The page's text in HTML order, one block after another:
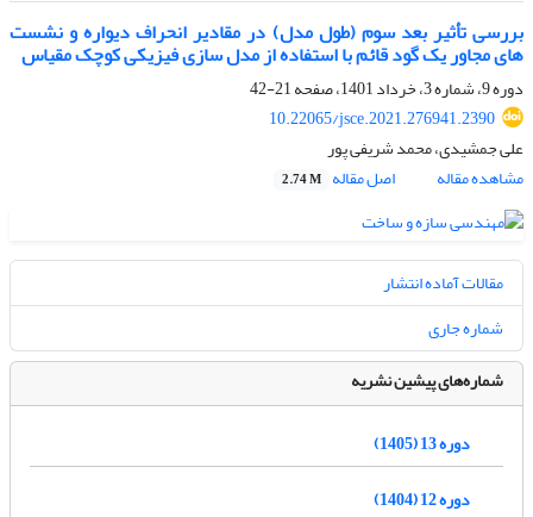
بررسی تأثیر بعد سوم (طول مدل) در مقادیر انحراف دیواره و نشست
های مجاور یک گود قائم با استفاده از مدل سازی فیزیکی کوچک مقیاس
دوره 9، شماره 3، خرداد 1401، صفحه
21-42
10.22065/jsce.2021.276941.2390
علی جمشیدی، محمد شریفی پور
مشاهده مقاله
اصل مقاله 2.74 M
مقالات آماده انتشار
شماره جاری
شماره‌های پیشین نشریه
دوره 13 (1405)
دوره 12 (1404)